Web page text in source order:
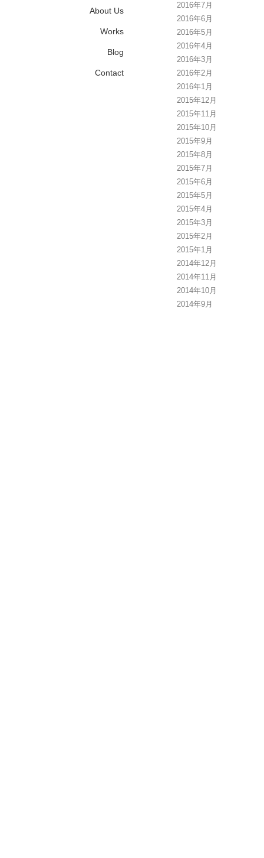
About Us
Works
Blog
Contact
2016年7月
2016年6月
2016年5月
2016年4月
2016年3月
2016年2月
2016年1月
2015年12月
2015年11月
2015年10月
2015年9月
2015年8月
2015年7月
2015年6月
2015年5月
2015年4月
2015年3月
2015年2月
2015年1月
2014年12月
2014年11月
2014年10月
2014年9月